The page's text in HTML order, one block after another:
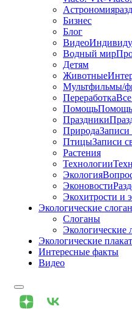
Астрономия
Бизнес
Блог
Видео
Водный мир
Детям
Животные
Мультфильмы/
Переработка
ПомощьПомощь
Праздники
ПриродаЗаписи
ПтицыЗаписи
Растения
Технологии
Экология
Эконовости
Экохитрости и
Экологические
Слоганы
Экологические
Экологические
Интересные факты
Видео